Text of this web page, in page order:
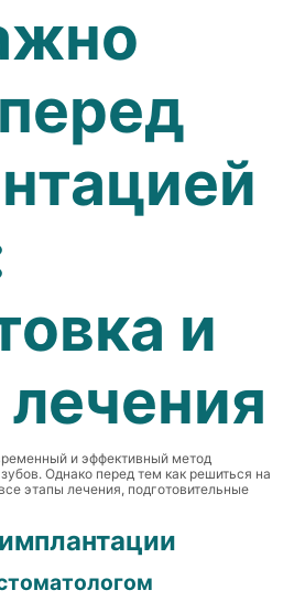
и
и эффективный метод
Однако перед тем как решиться на
этапы лечения, подготовительные